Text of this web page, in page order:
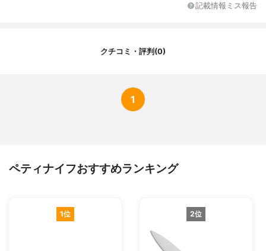
記載情報ミス報告
クチコミ・評判(0)
1
ペティナイフおすすめランキング
1位 2位